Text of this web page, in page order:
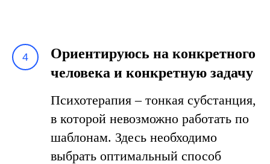
Ориентируюсь на конкретного
человека и конкретную задачу
Психотерапия – тонкая субстанция,
в которой невозможно работать по
шаблонам. Здесь необходимо
выбрать оптимальный способ